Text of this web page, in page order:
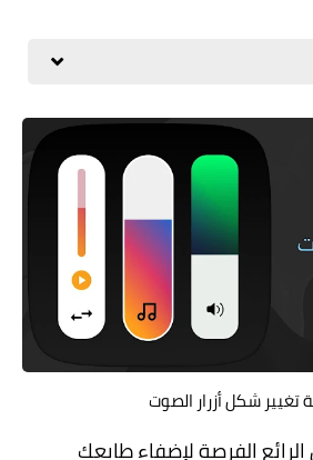
تغيير شكل أزرار الصوت
الفرصة لإضفاء طابعك